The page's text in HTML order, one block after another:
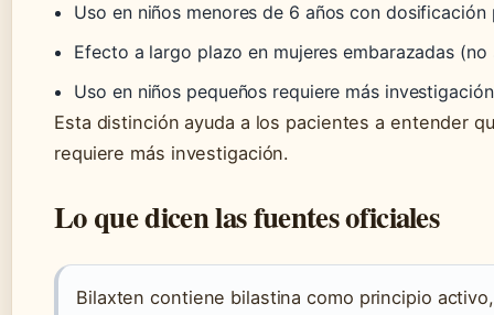
Uso en niños menores de 6 años con dosificación
Efecto a largo plazo en mujeres embarazadas
Uso en niños pequeños requiere más investigación
Esta distinción ayuda a los pacientes a entender
requiere más investigación.
Lo que dicen las fuentes oficiales
Bilaxten contiene bilastina como principio